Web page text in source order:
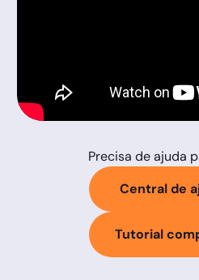
Precisa de ajuda
Central de
Tutorial